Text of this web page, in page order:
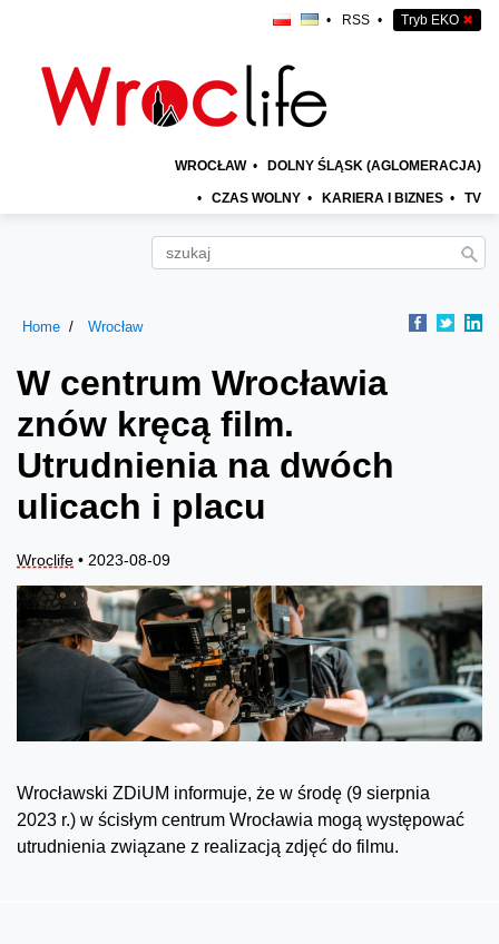
• RSS • Tryb EKO ✖
WROCŁAW • DOLNY ŚLĄSK (AGLOMERACJA)
• CZAS WOLNY • KARIERA I BIZNES • TV
Home Wrocław
W centrum Wrocławia
znów kręcą film.
Utrudnienia na dwóch
ulicach i placu
Wroclife • 2023-08-09
Wrocławski ZDiUM informuje, że w środę (9 sierpnia
2023 r.) w ścisłym centrum Wrocławia mogą występować
utrudnienia związane z realizacją zdjęć do filmu.